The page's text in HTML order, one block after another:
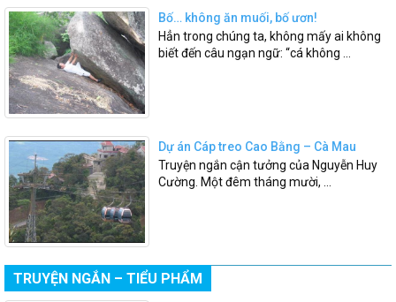
Bố… không ăn muối, bố ươn!
Hẳn trong chúng ta, không mấy ai không
biết đến câu ngạn ngữ: “cá không ...
Dự án Cáp treo Cao Bằng – Cà Mau
Truyện ngắn cận tưởng của Nguyễn Huy
Cường. Một đêm tháng mười, ...
TRUYỆN NGẮN – TIỂU PHẨM